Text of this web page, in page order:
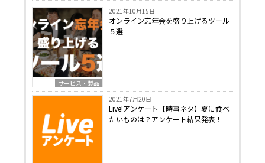
サービス・製品
2021年10月15日
オンライン忘年会を盛り上げるツール
５選
2021年7月20日
Live!アンケート【時事ネタ】夏に食べ
たいものは？アンケート結果発表！